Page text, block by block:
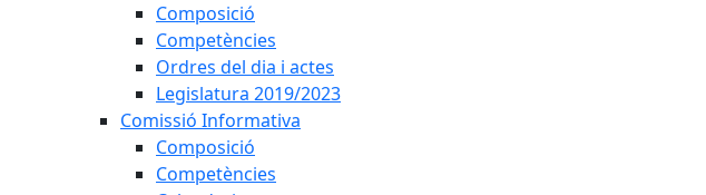
Composició
Competències
Ordres del dia i actes
Legislatura 2019/2023
Comissió Informativa
Composició
Competències